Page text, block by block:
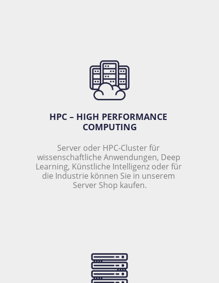
HPC – HIGH PERFORMANCE
COMPUTING
Server oder HPC-Cluster für
wissenschaftliche Anwendungen, Deep
Learning, Künstliche Intelligenz oder für
die Industrie können Sie in unserem
Server Shop kaufen.